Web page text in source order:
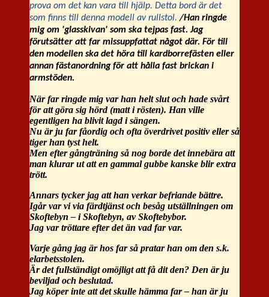
prova om det kan vara till hjälp. Detta bord är det
som finns till denna modell av rullstol. /Han ringde
mig om 'glasskivan' som ska tejpas fast. Jag
förutsätter att far missuppfattat något där. För till
den modellen ska det höra till kardborrefästen eller
annan fästanordning för att hålla fast brickan i
armstöden.
När far ringde mig var han helt slut och hade svårt
för att göra sig hörd (matt i rösten). Han ville
egentligen ha blivit lagd i sängen.
Nu är ju far fåordig och ofta överdrivet positiv eller så
tiger han tyst helt.
Men efter gångträning så nog borde det innebära att
man klurar ut att en gammal gubbe kanske blir extra
trött.
Annars tycker jag att han verkar befriande bättre.
Igår var vi via färdtjänst och besåg utställningen om
Skoftebyn – i Skoftebyn, av Skoftebybor.
Jag var tröttare efter det än vad far var.
Varje gång jag är hos far så pratar han om den s.k.
elarbetsstolen.
Är det fullständigt omöjligt att få dit den? Den är ju
beviljad och beslutad.
Jag köper inte att det skulle hämma far – han är ju